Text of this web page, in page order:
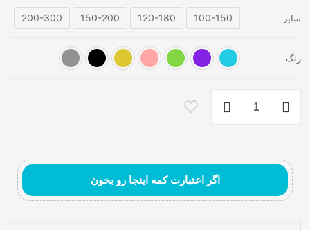
سایز 100-150
120-180
150-200
200-300
رنگ
نوید
بهار
عدد
اگر اعتبارت کمه اینجا رو بخون
فرش ماشینی مدرن